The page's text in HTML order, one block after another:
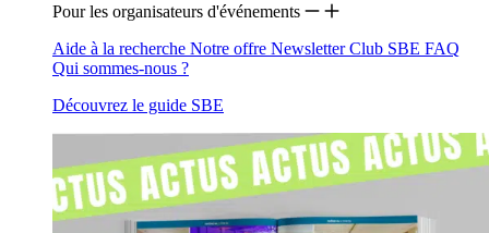
Pour les organisateurs d'événements
Aide à la recherche Notre offre NewsletterClub SBE FAQ
Qui sommes-nous ?
Découvrez le guide SBE